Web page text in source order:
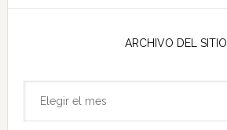
ARCHIVO DEL SITIO